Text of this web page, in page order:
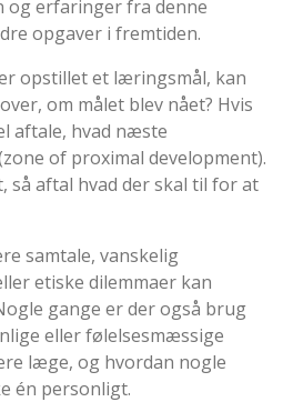
og erfaringer fra denne
opgaver i fremtiden.
opstillet et læringsmål, kan
om målet blev nået? Hvis
aftale, hvad næste
of proximal development).
så aftal hvad der skal til for at
samtale, vanskelig
etiske dilemmaer kan
gange er der også brug
eller følelsesmæssige
læge, og hvordan nogle
én personligt.